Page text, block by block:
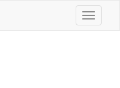
Toggle